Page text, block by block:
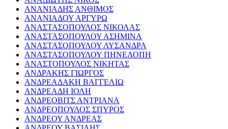
ΑΝΑΝΙΑΔΗΣ ΑΝΘΙΜΟΣ
ΑΝΑΝΙΑΔΟΥ ΑΡΓΥΡΩ
ΑΝΑΣΤΑΣΟΠΟΥΛΟΣ ΝΙΚΟΛΑΣ
ΑΝΑΣΤΑΣΟΠΟΥΛΟΥ ΑΣΗΜΙΝΑ
ΑΝΑΣΤΑΣΟΠΟΥΛΟΥ ΛΥΣΑΝΔΡΑ
ΑΝΑΣΤΑΣΟΠΟΥΛΟΥ ΠΗΝΕΛΟΠΗ
ΑΝΑΣΤΟΠΟΥΛΟΣ ΝΙΚΗΤΑΣ
ΑΝΔΡΑΚΗΣ ΓΙΩΡΓΟΣ
ΑΝΔΡΕΑΔΑΚΗ ΒΑΓΓΕΛΙΩ
ΑΝΔΡΕΑΔΗ ΙΟΛΗ
ΑΝΔΡΕΟΒΙΤΣ ΑΝΤΡΙΑΝΑ
ΑΝΔΡΕΟΠΟΥΛΟΣ ΣΠΥΡΟΣ
ΑΝΔΡΕΟΥ ΑΝΔΡΕΑΣ